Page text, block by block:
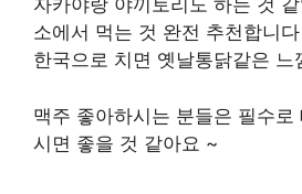
자카야랑 야끼토리도 하는 것
소에서 먹는 것 완전 추천합니
한국으로 치면 옛날통닭같은 느
맥주 좋아하시는 분들은 필수로
시면 좋을 것 같아요 ~